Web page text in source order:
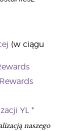
(w ciągu
YL *
naszego